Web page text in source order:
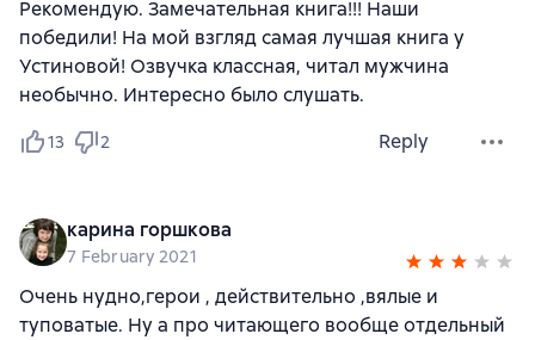
Рекомендую. Замечательная книга!!! Наши
победили! На мой взгляд самая лучшая книга у
Устиновой! Озвучка классная, читал мужчина
необычно. Интересно было слушать.
13 2 Reply
карина горшкова
7 February 2021
Очень нудно,герои , действительно ,вялые и
туповатые. Ну а про читающего вообще отдельный